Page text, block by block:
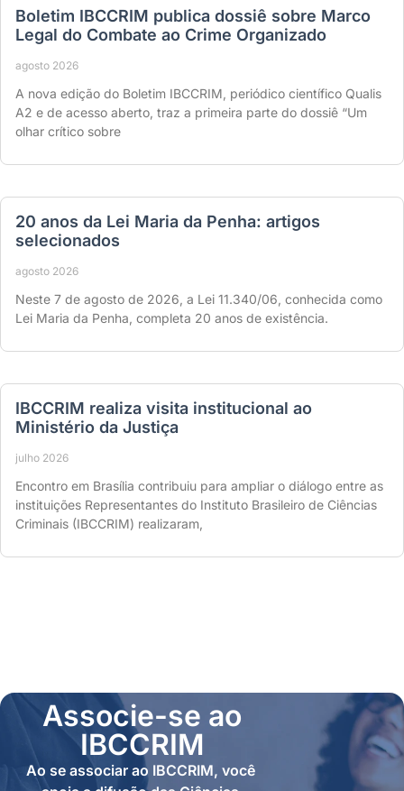
Boletim IBCCRIM publica dossiê sobre Marco
Legal do Combate ao Crime Organizado
agosto 2026
A nova edição do Boletim IBCCRIM, periódico científico Qualis
A2 e de acesso aberto, traz a primeira parte do dossiê “Um
olhar crítico sobre
20 anos da Lei Maria da Penha: artigos
selecionados
agosto 2026
Neste 7 de agosto de 2026, a Lei 11.340/06, conhecida como
Lei Maria da Penha, completa 20 anos de existência.
IBCCRIM realiza visita institucional ao
Ministério da Justiça
julho 2026
Encontro em Brasília contribuiu para ampliar o diálogo entre as
instituições Representantes do Instituto Brasileiro de Ciências
Criminais (IBCCRIM) realizaram,
Associe-se ao
IBCCRIM
Ao se associar ao IBCCRIM, você